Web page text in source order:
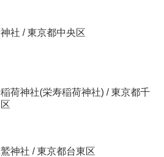
社 / 東京都中央区
荷神社(栄寿稲荷神社) / 東京都千
神社 / 東京都台東区